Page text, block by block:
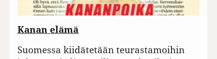
Kanan elämä
Suomessa kiidätetään teurastamoihin